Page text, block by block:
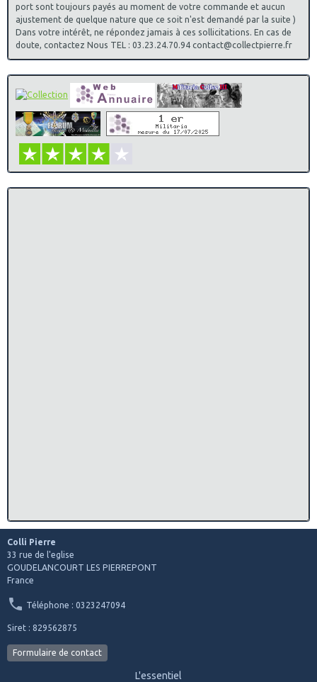
port sont toujours payés au moment de votre commande et aucun
ajustement de quelque nature que ce soit n'est demandé par la suite )
Dans votre intérêt, ne répondez jamais à ces sollicitations. En cas de
doute, contactez Nous TEL : 03.23.24.70.94 contact@collectpierre.fr
Colli Pierre
33 rue de l'eglise
GOUDELANCOURT LES PIERREPONT
France
Téléphone : 0323247094
Siret : 829562875
Formulaire de contact
L'essentiel